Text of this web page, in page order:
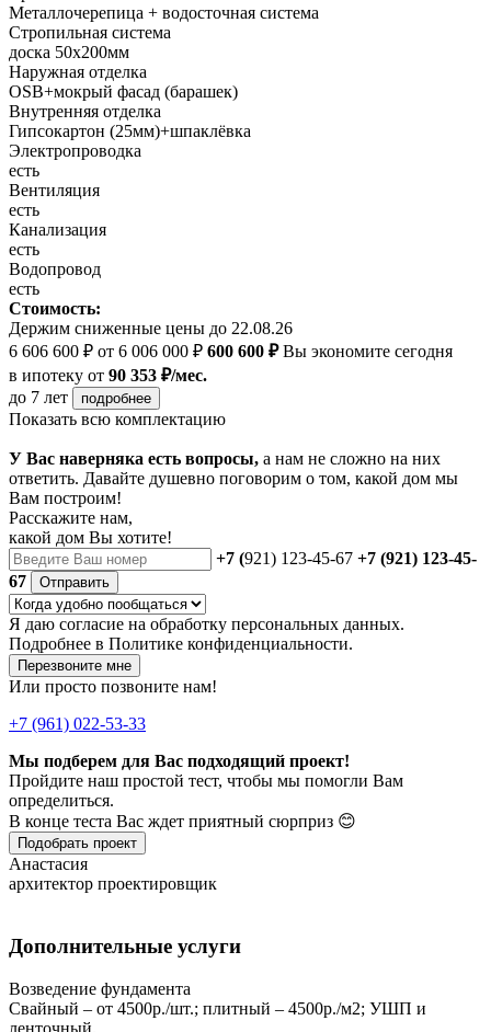
Металлочерепица + водосточная система
Стропильная система
доска 50х200мм
Наружная отделка
OSB+мокрый фасад (барашек)
Внутренняя отделка
Гипсокартон (25мм)+шпаклёвка
Электропроводка
есть
Вентиляция
есть
Канализация
есть
Водопровод
есть
Стоимость:
Держим сниженные цены до 22.08.26
6 606 600 ₽ от 6 006 000 ₽ 600 600 ₽Вы экономите сегодня
в ипотеку от 90 353 ₽/мес.
до 7 лет
подробнее
Показать всю комплектацию
У Вас наверняка есть вопросы, а нам не сложно на них
ответить. Давайте душевно поговорим о том, какой дом мы
Вам построим!
Расскажите нам,
какой дом Вы хотите!
+7 (921) 123-45-67 +7 (921) 123-45-
67
Отправить
Я даю согласие на обработку персональных данных.
Подробнее в Политике конфиденциальности.
Перезвоните мне
Или просто позвоните нам!
+7 (961) 022-53-33
Мы подберем для Вас подходящий проект!
Пройдите наш простой тест, чтобы мы помогли Вам
определиться.
В конце теста Вас ждет приятный сюрприз 😊
Подобрать проект
Анастасия
архитектор проектировщик
Дополнительные услуги
Возведение фундамента
Свайный – от 4500р./шт.; плитный – 4500р./м2; УШП и
ленточный.